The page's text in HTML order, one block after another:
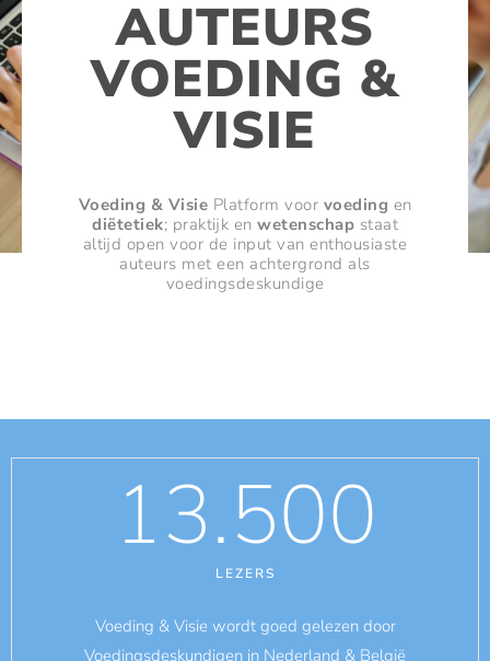
AUTEURS
VOEDING &
VISIE
Voeding & Visie Platform voor voeding en
diëtetiek; praktijk en wetenschap staat
altijd open voor de input van enthousiaste
auteurs met een achtergrond als
voedingsdeskundige
LEZERS
13.500
Voeding & Visie wordt goed gelezen door
Voedingsdeskundigen in Nederland & België